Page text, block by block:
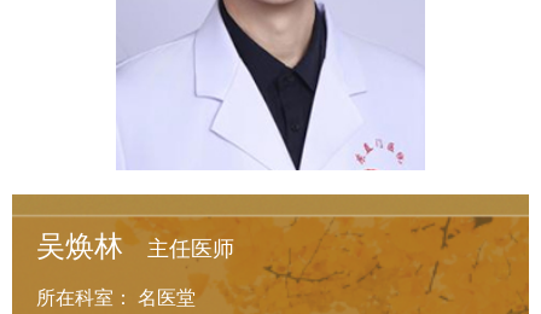
吴焕林 主任医师
所在科室： 名医堂